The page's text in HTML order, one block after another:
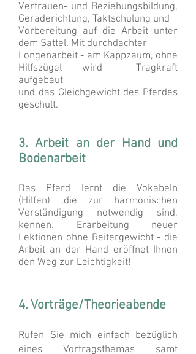
Vertrauen- und Beziehungsbildung,
Geraderichtung, Taktschulung und
Vorbereitung auf die Arbeit unter
dem Sattel. Mit durchdachter
Longenarbeit - am Kappzaum, ohne
Hilfszügel- wird Tragkraft
aufgebaut
und das Gleichgewicht des Pferdes
geschult.
3. Arbeit an der Hand und
Bodenarbeit
Das Pferd lernt die Vokabeln
(Hilfen) ,die zur harmonischen
Verständigung notwendig sind,
kennen. Erarbeitung neuer
Lektionen ohne Reitergewicht - die
Arbeit an der Hand eröffnet Ihnen
den Weg zur Leichtigkeit!
4. Vorträge/Theorieabende
Rufen Sie mich einfach bezüglich
eines Vortragsthemas samt